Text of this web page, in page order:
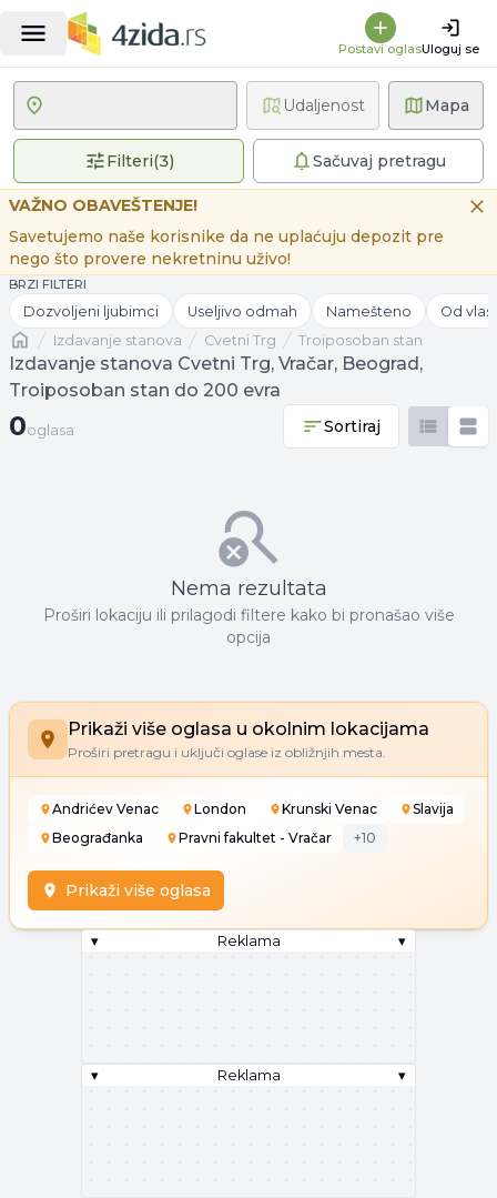
Postavi oglasUloguj se
Mapa
Filteri(3)3 primenjena filteraSačuvaj pretragu
Udaljenost
VAŽNO OBAVEŠTENJE!
Savetujemo naše korisnike da ne uplaćuju depozit pre
nego što provere nekretninu uživo!
BRZI FILTERI
Dozvoljeni ljubimci Useljivo odmah Namešteno Od
Naslovnaizdavanje stanova Cvetni Trg Troiposoban stan
Izdavanje stanova Cvetni Trg, Vračar, Beograd,
Troiposoban stan do 200 evra
0 oglasa
0oglasa Sortiraj
Nema rezultata
Proširi lokaciju ili prilagodi filtere kako bi pronašao više
opcija
Prikaži više oglasa u okolnim lokacijama
Proširi pretragu i uključi oglase iz obližnjih mesta.
Andrićev Venac London Krunski Venac
Slavija
Beograđanka
Pravni fakultet - Vračar +10
Prikaži više oglasa
▾ Reklama ▾
▾ Reklama ▾